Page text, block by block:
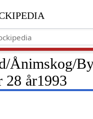
Ånimskog/
28 år1993